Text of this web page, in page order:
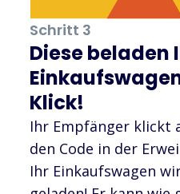
Schritt 3
Diese beladen
Klick!
Ihr Empfänger klickt
den Code in der
Ihr Einkaufswagen